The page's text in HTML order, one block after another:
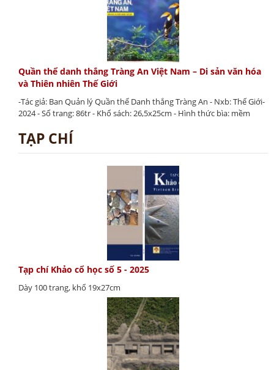
Quần thể danh thắng Tràng An Việt Nam – Di sản văn hóa
và Thiên nhiên Thế Giới
-Tác giả: Ban Quản lý Quần thể Danh thắng Tràng An - Nxb: Thế Giới-
2024 - Số trang: 86tr - Khổ sách: 26,5x25cm - Hình thức bìa: mềm
TẠP CHÍ
Tạp chí Khảo cổ học số 5 - 2025
Dày 100 trang, khổ 19x27cm